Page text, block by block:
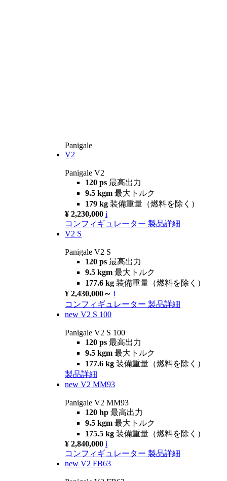
Panigale
V2
Panigale V2
120 ps 最高出力
9.5 kgm 最大トルク
179 kg 装備重量（燃料を除く）
¥ 2,230,000 i
コンフィギュレーター 製品詳細
V2 S
Panigale V2 S
120 ps 最高出力
9.5 kgm 最大トルク
177.6 kg 装備重量（燃料を除く）
¥ 2,430,000～ i
コンフィギュレーター 製品詳細
new V2 S 100
Panigale V2 S 100
120 ps 最高出力
9.5 kgm 最大トルク
177.6 kg 装備重量（燃料を除く）
製品詳細
new V2 MM93
Panigale V2 MM93
120 hp 最高出力
9.5 kgm 最大トルク
175.5 kg 装備重量（燃料を除く）
¥ 2,840,000 i
コンフィギュレーター 製品詳細
new V2 FB63